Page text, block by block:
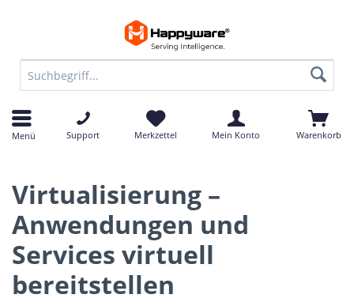
Menü Support Merkzettel Mein Konto Warenkorb
Virtualisierung –
Anwendungen und
Services virtuell
bereitstellen